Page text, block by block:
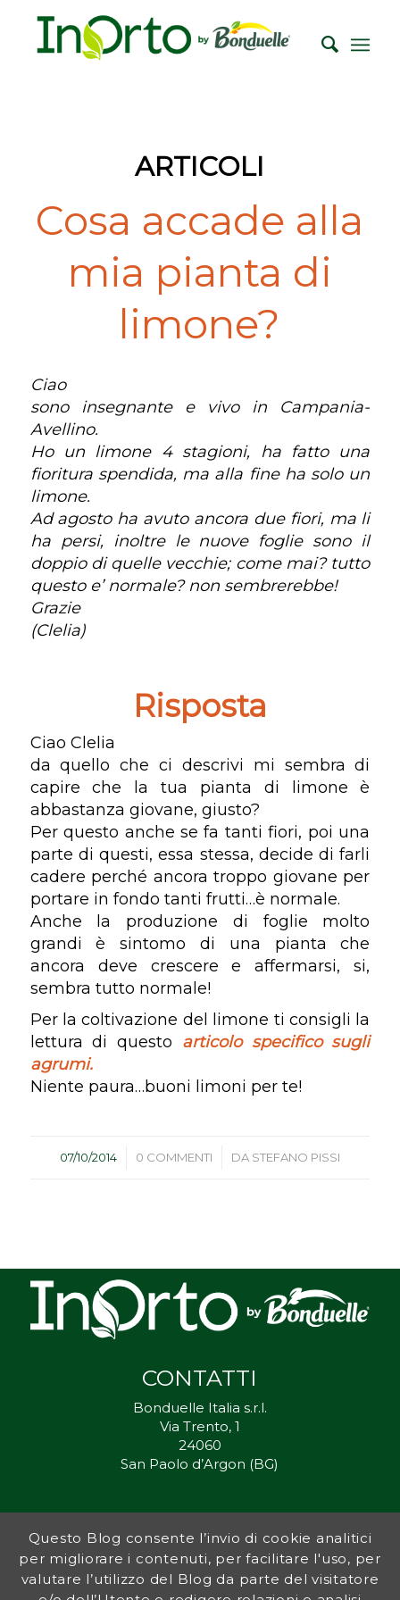
ARTICOLI
Cosa accade alla
mia pianta di
limone?
Ciao
sono insegnante e vivo in Campania-
Avellino.
Ho un limone 4 stagioni, ha fatto una
fioritura spendida, ma alla fine ha solo un
limone.
Ad agosto ha avuto ancora due fiori, ma li
ha persi, inoltre le nuove foglie sono il
doppio di quelle vecchie; come mai? tutto
questo e’ normale? non sembrerebbe!
Grazie
(Clelia)
Risposta
Ciao Clelia
da quello che ci descrivi mi sembra di
capire che la tua pianta di limone è
abbastanza giovane, giusto?
Per questo anche se fa tanti fiori, poi una
parte di questi, essa stessa, decide di farli
cadere perché ancora troppo giovane per
portare in fondo tanti frutti…è normale.
Anche la produzione di foglie molto
grandi è sintomo di una pianta che
ancora deve crescere e affermarsi, si,
sembra tutto normale!
Per la coltivazione del limone ti consigli la
lettura di questo articolo specifico sugli
agrumi.
Niente paura…buoni limoni per te!
07/10/2014
/ 0 COMMENTI
/ DA STEFANO PISSI
CONTATTI
Bonduelle Italia s.r.l.
Via Trento, 1
24060
San Paolo d’Argon (BG)
Inorto.org è dal 2011 il punto di riferimento per gli ortisti italiani, e
fornisce preziosi consigli sia ai più esperti che a nuovi interessati.
L’obiettivo di Bonduelle è ispirare la transizione verso una dieta a
base vegetale per contribuire al benessere delle persone e del
Questo Blog consente l’invio di cookie analitici
per migliorare i contenuti, per facilitare l'uso, per
valutare l’utilizzo del Blog da parte del visitatore